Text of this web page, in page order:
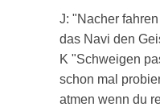
J: "Nacher
das Navi den
K "Schweigen
schon mal
atmen wenn du